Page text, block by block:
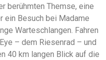
berühmten Themse, eine
Besuch bei Madame
Warteschlangen. Fahren
– dem Riesenrad – und
40 km langen Blick auf die